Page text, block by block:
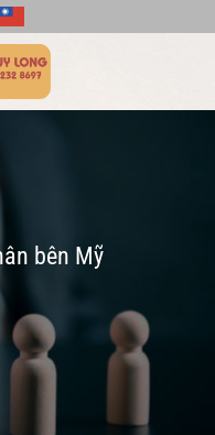
bên Mỹ